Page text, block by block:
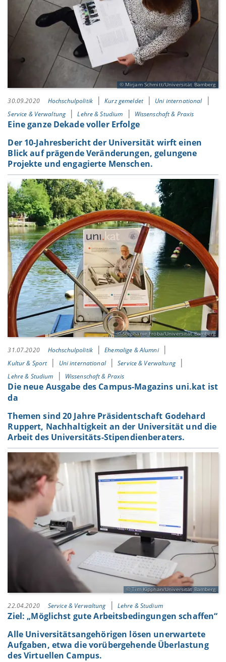
Mirjam Schmitt/Universität Bamberg
30.09.2020 Hochschulpolitik Kurz gemeldet
Uni international
Service & Verwaltung
Lehre & Studium Wissenschaft & Praxis
Eine ganze Dekade voller Erfolge
Der 10-Jahresbericht der Universität wirft einen
Blick auf prägende Veränderungen, gelungene
Projekte und engagierte Menschen.
Stephanie Fröba/Universität Bamberg
31.07.2020 Hochschulpolitik
Ehemalige & Alumni
Kultur & Sport
Uni international
Service & Verwaltung
Lehre & Studium
Wissenschaft & Praxis
Die neue Ausgabe des Campus-Magazins uni.kat ist
da
Themen sind 20 Jahre Präsidentschaft Godehard
Ruppert, Nachhaltigkeit an der Universität und die
Arbeit des Universitäts-Stipendienberaters.
Tim Kipphan/Universität Bamberg
22.04.2020 Service & Verwaltung Lehre & Studium
Ziel: „Möglichst gute Arbeitsbedingungen schaffen“
Alle Universitätsangehörigen lösen unerwartete
Aufgaben, etwa die vorübergehende Überlastung
des Virtuellen Campus.